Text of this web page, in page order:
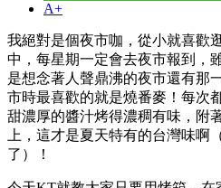
A+
我絕對是個夜市咖，從小就喜歡
中，每星期一定會去夜市報到，
是想念著人聲鼎沸的夜市還有那
市時最喜歡的就是燒番麥！每次
甜濃厚的醬汁烤得濃稠有味，附
上，這才是夏天特有的台灣味啊
了）！